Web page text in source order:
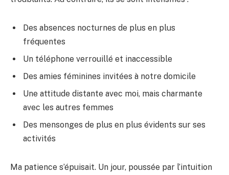
Des absences nocturnes de plus en plus
fréquentes
Un téléphone verrouillé et inaccessible
Des amies féminines invitées à notre domicile
Une attitude distante avec moi, mais charmante
avec les autres femmes
Des mensonges de plus en plus évidents sur ses
activités
Ma patience s’épuisait. Un jour, poussée par l’intuition